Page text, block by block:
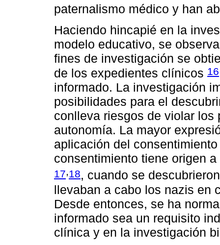
paternalismo médico y han
Haciendo hincapié en la
modelo educativo, se
fines de investigación se
de los expedientes clínicos 16
informado. La investigación
posibilidades para el
conlleva riesgos de violar
autonomía. La mayor
aplicación del
consentimiento tiene origen
17,18, cuando se
llevaban a cabo los nazis en
Desde entonces, se ha
informado sea un requisito
clínica y en la investigación